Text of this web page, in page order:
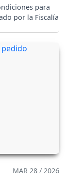
para
por la Fiscalía
MAR 28 / 2026